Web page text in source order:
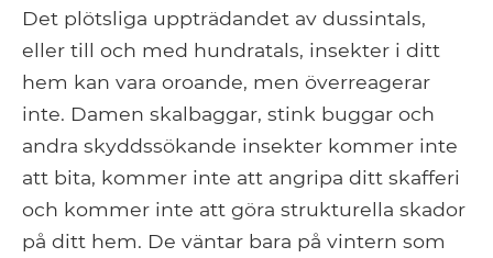
Det plötsliga uppträdandet av dussintals,
eller till och med hundratals, insekter i ditt
hem kan vara oroande, men överreagerar
inte. Damen skalbaggar, stink buggar och
andra skyddssökande insekter kommer inte
att bita, kommer inte att angripa ditt skafferi
och kommer inte att göra strukturella skador
på ditt hem. De väntar bara på vintern som